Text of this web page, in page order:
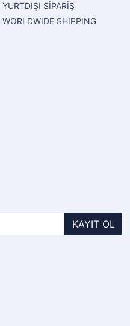
YURTDIŞI SİPARİŞ
WORLDWIDE SHIPPING
KAYIT OL